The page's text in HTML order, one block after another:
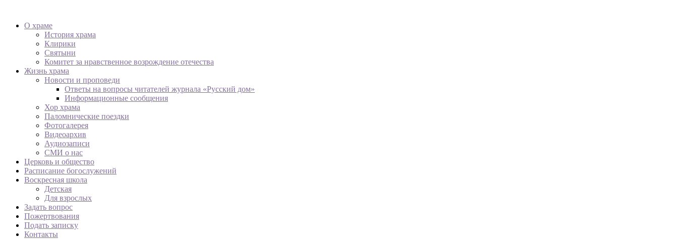
О храме
История храма
Клирики
Святыни
Комитет за нравственное возрождение отечества
Жизнь храма
Новости и проповеди
Ответы на вопросы читателей журнала «Русский дом»
Информационные сообщения
Хор храма
Паломнические поездки
Фотогалерея
Видеоархив
Аудиозаписи
СМИ о нас
Церковь и общество
Расписание богослужений
Воскресная школа
Детская
Для взрослых
Задать вопрос
Пожертвования
Подать записку
Контакты